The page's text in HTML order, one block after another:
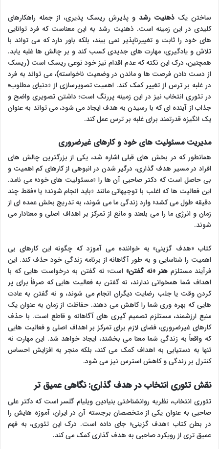
ساختن یک ذهنیت رشد و پذیرش ریسک پذیری، از جمله راهکارهای
کلیدی در این زمینه است. ذهنیت رشد به این معناست که فرد توانایی
های خود را ثابت و تغییرناپذیر نمی بیند، بلکه باور دارد که می تواند با
تلاش و یادگیری، مهارت های جدیدی کسب کند و بر چالش ها غلبه یابد.
همچنین، درک این نکته که عدم اقدام نیز خود نوعی ریسک است (ریسک
از دست دادن فرصت ها و ماندن در وضعیت ناخواسته)، می تواند به فرد
در غلبه بر ترس از تغییر کمک کند. اهمیت تصویرسازی از «دنیای مطلوب»
در تئوری انتخاب نیز در این زمینه پررنگ است؛ داشتن تصویری واضح و
جذاب از آینده ای که با رسیدن به هدف ایجاد می شود، می تواند به عنوان
یک انگیزه قدرتمند برای غلبه بر ترس عمل کند.
مدیریت مسئولیت های خود و کارهای غیرضروری
همانطور که در بخش های قبلی اشاره شد، یکی از بزرگترین چالش های
افراد در مسیر هدف گذاری، درگیر شدن در انبوهی از کارهای کم اهمیت و
بی حاصل است که دکتر صاحبی آن ها را «مسئولیت های خود» می نامد.
این فعالیت ها که اغلب با توجیهاتی مانند «باید انجام شوند» یا «فقط چند
دقیقه طول می کشد» وارد زندگی ما می شوند، به تدریج بخش عمده ای از
زمان و انرژی ما را می بلعند و مانع از تمرکز بر اهداف اصلی و معنادار می
شوند.
کتاب «هدف گزینی» به خواننده می آموزد که چگونه این کارهای بی
اهمیت را شناسایی و به طور آگاهانه از برنامه زندگی خود حذف کند. این
فرآیند مستلزم هنر «نه گفتن» است؛ نه گفتن به درخواست هایی که با
اهداف شما همخوانی ندارند، نه گفتن به فعالیت هایی که صرفاً برای پر
کردن وقت یا جلب رضایت دیگران انجام می شوند، و نه گفتن به عادت
هایی که بهره وری شما را کاهش می دهند. حفاظت از زمان به عنوان یک
منبع ارزشمند، مستلزم تصمیم گیری های آگاهانه و قاطع است. با حذف
کارهای غیرضروری، فضای لازم برای تمرکز بر اهداف اصلی و فعالیت هایی
که واقعاً به زندگی شما معنا می بخشند، ایجاد خواهد شد. این مهارت نه
تنها به دستیابی به اهداف کمک می کند، بلکه منجر به افزایش احساس
کنترل بر زندگی و کاهش استرس نیز می شود.
نقش تئوری انتخاب در هدف گذاری: نگاهی عمیق تر
تئوری انتخاب، نظریه روانشناختی بنیادین ویلیام گلسر است که دکتر علی
صاحبی به عنوان یکی از متخصصان برجسته آن در ایران، آموزه هایش را
در بطن کتاب «هدف گزینی» جای داده است. درک این تئوری، به فهم
عمیق تری از رویکرد صاحبی به هدف گذاری کمک می کند.